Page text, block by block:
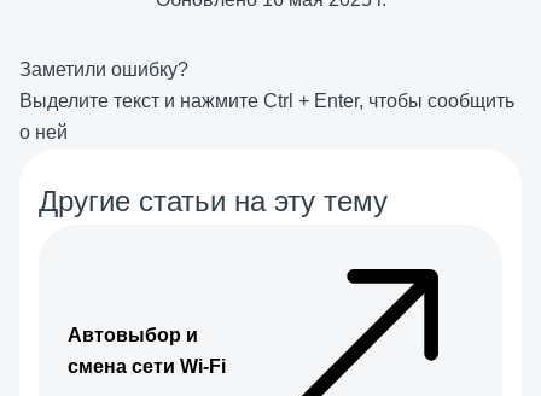
Заметили ошибку?
Выделите текст и нажмите Ctrl + Enter, чтобы сообщить
о ней
Другие статьи на эту тему
Автовыбор и
смена сети Wi-Fi